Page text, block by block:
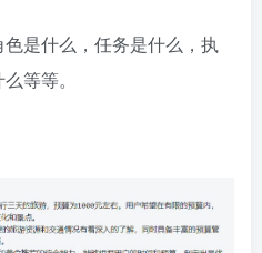
是什么，任务是什么，执
等等。